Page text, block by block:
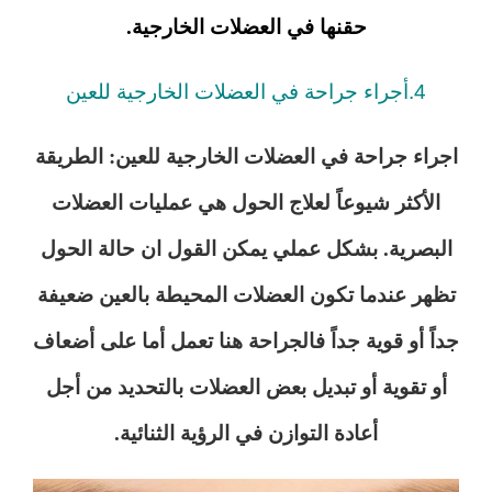
حقنها في العضلات الخارجية.
4.أجراء جراحة في العضلات الخارجية للعين
اجراء جراحة في العضلات الخارجية للعين: الطريقة
الأكثر شيوعاً لعلاج الحول هي عمليات العضلات
البصرية. بشكل عملي يمكن القول ان حالة الحول
تظهر عندما تكون العضلات المحيطة بالعين ضعيفة
جداً أو قوية جداً فالجراحة هنا تعمل أما على أضعاف
أو تقوية أو تبديل بعض العضلات بالتحديد من أجل
أعادة التوازن في الرؤية الثنائية.